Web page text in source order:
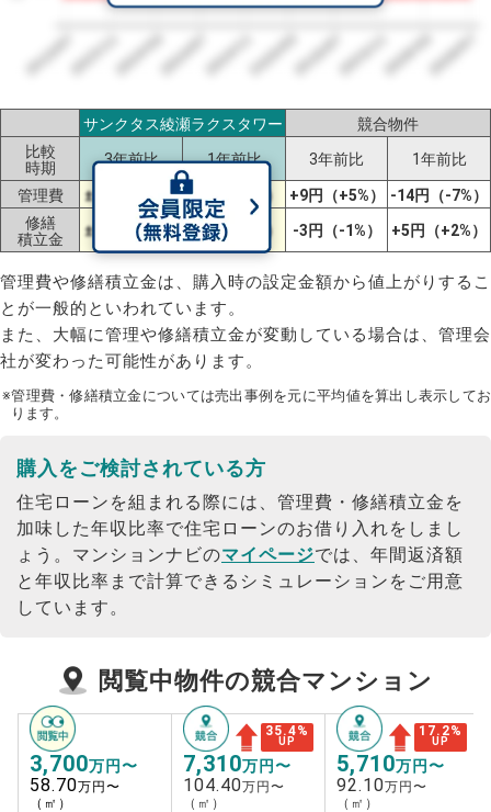
2023/072023/112024/032024/072024/112025/032025/072025/112026/032026/07
サンクタス綾瀬ラクスタワー
競合物件
比較
時期
3年前比 1年前比 3年前比 1年前比
管理費 ±0円（±0%） ±0円（±0%） +9円（+5%）
-14円（-7%）
修繕
積立金
±0円（±0%） ±0円（±0%） -3円（-1%） +5円（+2%）
管理費や修繕積立金は、購入時の設定金額から値上がりするこ
とが一般的といわれています。
また、大幅に管理や修繕積立金が変動している場合は、管理会
社が変わった可能性があります。
※管理費・修繕積立金については売出事例を元に平均値を算出し表示してお
ります。
購入をご検討されている方
住宅ローンを組まれる際には、管理費・修繕積立金を
加味した年収比率で住宅ローンのお借り入れをしまし
ょう。 マンションナビのマイページでは、年間返済額
と年収比率まで計算できるシミュレーションをご用意
しています。
閲覧中物件の競合マンション
3,700万円〜
58.70万円〜
（㎡）
35.4%
UP
7,310万円〜
104.40万円〜
（㎡）
17.2%
UP
5,710万円〜
92.10万円〜
（㎡）